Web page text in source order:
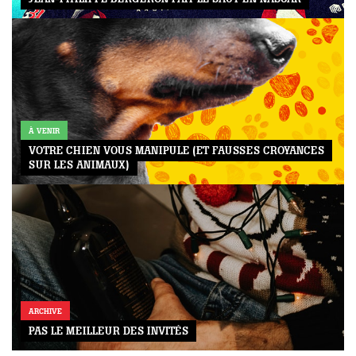
À VENIR
VOTRE CHIEN VOUS MANIPULE (ET FAUSSES CROYANCES
SUR LES ANIMAUX)
ARCHIVE
PAS LE MEILLEUR DES INVITÉS